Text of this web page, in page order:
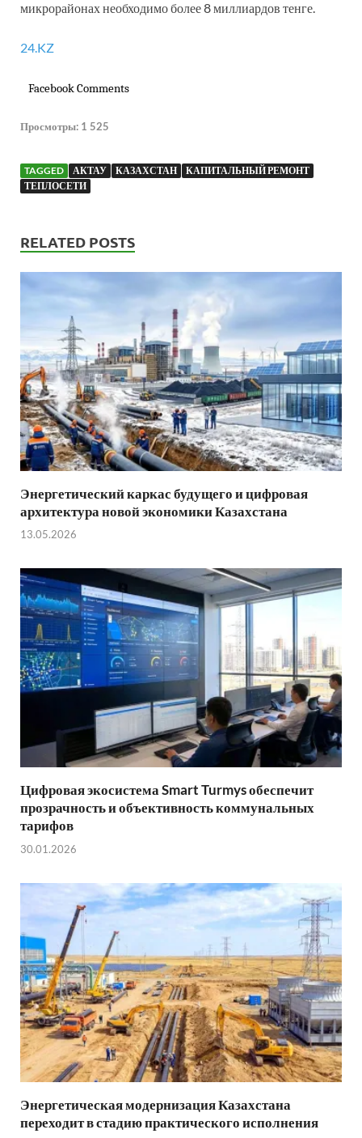
микрорайонах необходимо более 8 миллиардов тенге.
24.KZ
Facebook Comments
Просмотры: 1 525
TAGGED АКТАУ КАЗАХСТАН
КАПИТАЛЬНЫЙ РЕМОНТ
ТЕПЛОСЕТИ
RELATED POSTS
Энергетический каркас будущего и цифровая
архитектура новой экономики Казахстана
13.05.2026
Цифровая экосистема Smart Turmys обеспечит
прозрачность и объективность коммунальных
тарифов
30.01.2026
Энергетическая модернизация Казахстана
переходит в стадию практического исполнения